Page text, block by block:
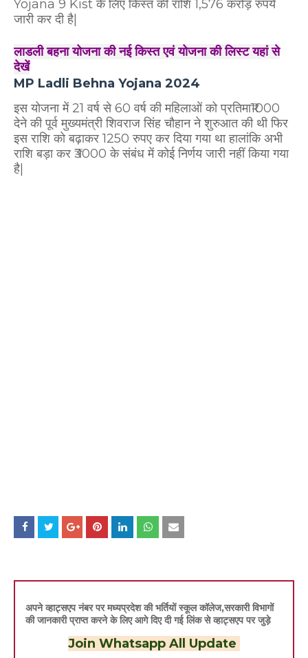
Yojana 9 Kistके लिए किस्त की राशि 1,576 करोड़ रुपये
जारी कर दी है|
लाडली बहना योजना की नई किस्त एवं योजना की लिस्ट यहां से
देखें
MP Ladli Behna Yojana 2024
इस योजना में 21 वर्ष से 60 वर्ष की महिलाओं को प्रतिमा₹1000
देने की पूर्व मुख्यमंत्री शिवराज सिंह चौहान ने शुरुआत की थी फिर
इस राशि को बढ़ाकर 1250 रुपए कर दिया गया था हालांकि अभी
राशि बड़ा कर ₹3000 के संबंध में कोई निर्णय जारी नहीं किया गया
है|
अपने व्हाट्सएप नंबर पर मध्यप्रदेश की भर्तियों स्कूल कॉलेज,सरकारी विभागों
की जानकारी प्राप्त करने के लिए आगे दिए दी गई लिंक से व्हाट्सएप पर जुड़े
Join Whatsapp All Update